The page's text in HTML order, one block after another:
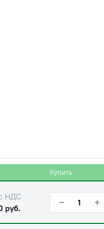
Купить
НДС
− +
НДС
руб.
− +